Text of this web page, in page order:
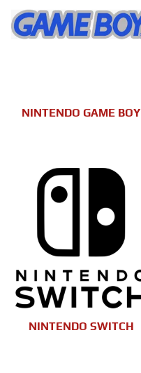
NINTENDO GAME BOY
NINTENDO SWITCH